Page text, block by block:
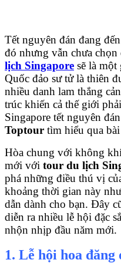
Tết nguyên đán đang
đó nhưng vẫn chưa
lịch Singapore sẽ là
Quốc đảo sư tử là thiên
nhiều danh lam thắng
trúc khiến cả thế giới
Singapore tết nguyên
Toptour tìm hiểu qua
Hòa chung với không
mới với tour du lịch
phá những điều thú vị
khoảng thời gian này
dẫn dành cho bạn. Đây
diễn ra nhiều lễ hội đặc
nhộn nhịp đầu năm mới.
1. Lễ hội hoa đăng